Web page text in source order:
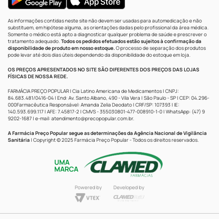
As informações contidas neste site não devem ser usadas para automedicação e não
substituem, em hipótese alguma, as orientações dadas pelo profissional da área médica.
Somente o médico está apto a diagnosticar qualquer problema de saúde e prescrever o
tratamento adequado. Todos os pedidos efetuados estão sujeitos à confirmação da
disponibilidade de produto em nosso estoque.O processo de separação dos produtos
pode levar até dois dias úteis dependendo da disponibilidade do estoque em loja.
OS PREÇOS APRESENTADOS NO SITE SÃO DIFERENTES DOS PREÇOS DAS LOJAS
FÍSICAS DE NOSSA REDE.
FARMÁCIA PREÇO POPULAR | Cia Latino Americana de Medicamentos | CNPJ:
84.683.481/0416-04 | End: Av. Santo Albano, 490 - Vila Vera | São Paulo - SP | CEP: 04.296-
000Farmacêutica Responsável: Amanda Zelia Deodato | CRF/SP: 107393 | IE:
140.593.699.117 | AFE: 7.45817-2 | CMVS - 355030801-477-008910-1-0 | WhatsApp: (47) 9
9202-1687 | e-mail: atendimento@precopopular.com.br.
A Farmácia Preço Popular segue as determinações da Agência Nacional de Vigilância
Sanitária | Copyright © 2025 Farmácia Preço Popular - Todos os direitos reservados.
UMA
MARCA
Powered by Developed by